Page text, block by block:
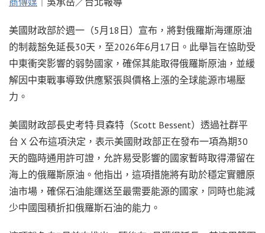
美國財政部於週一（5月18日）宣布，將對俄羅斯海運原油
的制裁豁免延長30天，至2026年6月17日。此舉旨在協助受
中東衝突影響的弱勢國家，確保其能取得俄羅斯原油，並緩
解因中東戰事導致供應緊張與價格上漲的全球能源市場壓
力。
美國財政部長史考特·貝森特（Scott Bessent）透過社群平
台 X 公布這項決定，表示美國財政部正在發布一項為期30
天的臨時通用許可證，允許易受影響的國家暫時取得滯留在
海上的俄羅斯原油。他指出，這項措施將有助於穩定實體原
油市場，確保石油能運送至最需要能源的國家，同時也能減
少中國囤積折扣俄羅斯石油的能力。